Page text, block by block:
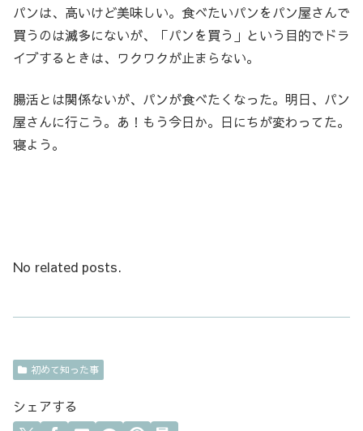
パンは、高いけど美味しい。食べたいパンをパン屋さんで
買うのは滅多にないが、「パンを買う」という目的でドラ
イブするときは、ワクワクが止まらない。
腸活とは関係ないが、パンが食べたくなった。明日、パン
屋さんに行こう。あ！もう今日か。日にちが変わってた。
寝よう。
No related posts.
初めて知った事
シェアする